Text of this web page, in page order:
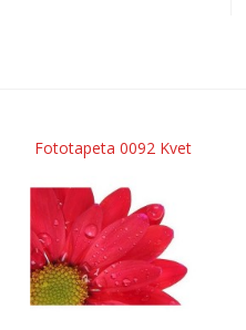
Fototapeta 0092 Kvet